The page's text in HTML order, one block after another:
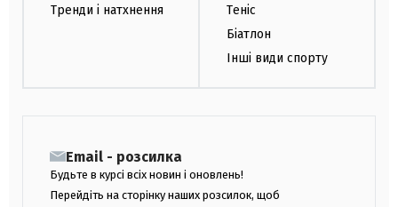
Тренди і натхнення
Теніс
Біатлон
Інші види спорту
Email - розсилка
Будьте в курсі всіх новин і оновлень!
Перейдіть на сторінку наших розсилок, щоб